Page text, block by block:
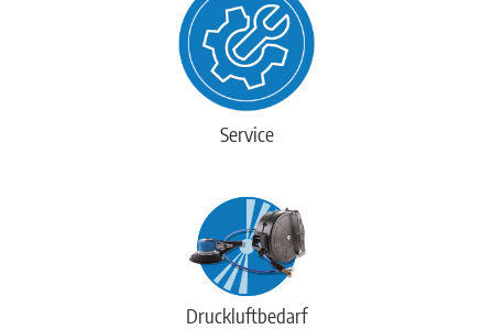
Service
Druckluftbedarf